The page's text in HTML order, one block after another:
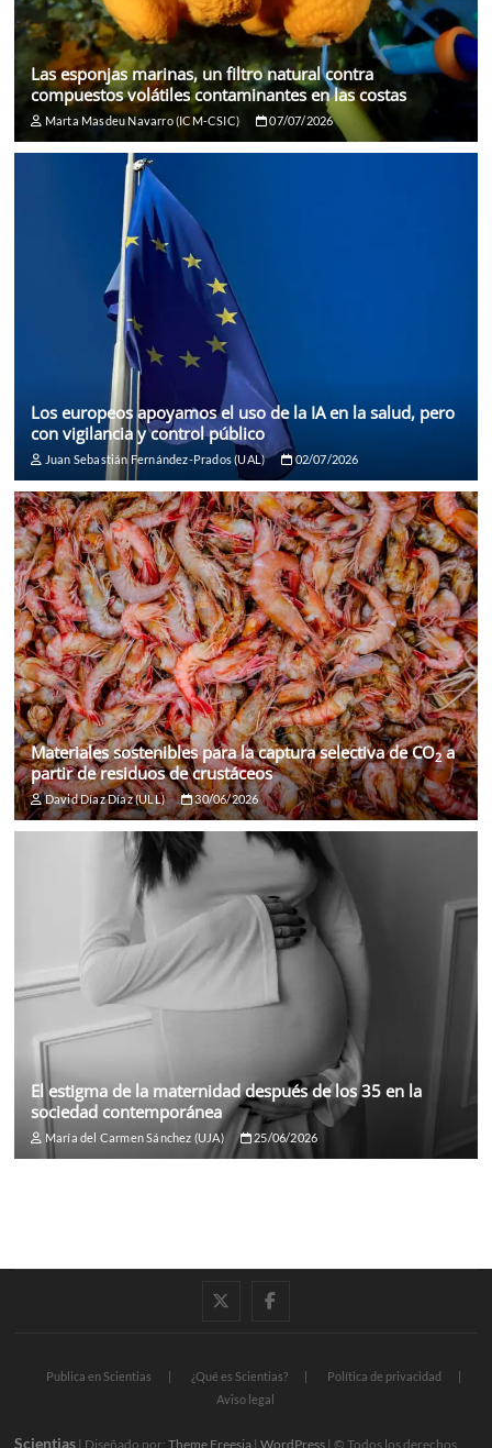
Las esponjas marinas, un filtro natural contra
compuestos volátiles contaminantes en las costas
Marta Masdeu Navarro (ICM-CSIC) 07/07/2026
Los europeos apoyamos el uso de la IA en la salud, pero
con vigilancia y control público
Juan Sebastián Fernández-Prados (UAL) 02/07/2026
Materiales sostenibles para la captura selectiva de CO2a
partir de residuos de crustáceos
David Díaz Díaz (ULL) 30/06/2026
El estigma de la maternidad después de los 35 en la
sociedad contemporánea
María del Carmen Sánchez (UJA) 25/06/2026
twitterfacebook
Publica en Scientias ¿Qué es Scientias?
Política de privacidad
Aviso legal
Scientias | Diseñado por:Theme Freesia |WordPress | © Todos los derechos